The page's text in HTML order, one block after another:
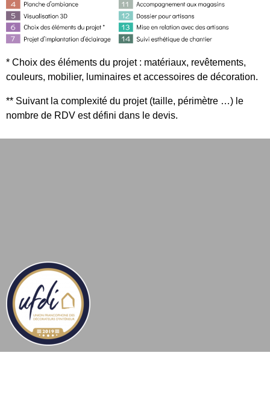
* Choix des éléments du projet : matériaux, revêtements,
couleurs, mobilier, luminaires et accessoires de décoration.
** Suivant la complexité du projet (taille, périmètre …) le
nombre de RDV est défini dans le devis.